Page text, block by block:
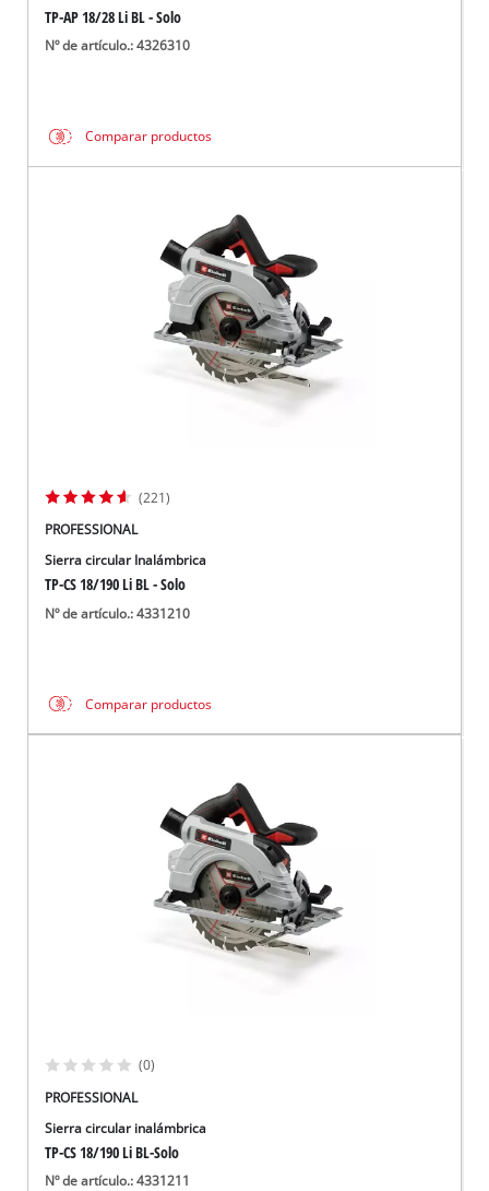
TP-AP 18/28 Li BL - Solo
Nº de artículo.: 4326310
Comparar productos
(221)
PROFESSIONAL
Sierra circular Inalámbrica
TP-CS 18/190 Li BL - Solo
Nº de artículo.: 4331210
Comparar productos
(0)
PROFESSIONAL
Sierra circular inalámbrica
TP-CS 18/190 Li BL-Solo
Nº de artículo.: 4331211